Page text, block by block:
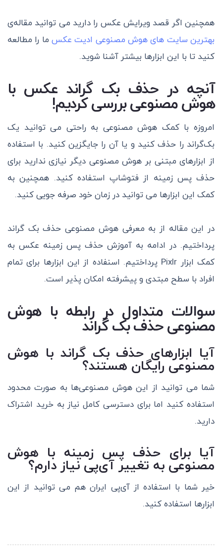
همچنین اگر قصد ویرایش عکس را دارید می توانید مقاله‌ی
بهترین سایت های هوش مصنوعی ادیت عکس ما را مطالعه
کنید تا با این ابزار‌ها بیشتر آشنا شوید.
آنچه در حذف بک گراند عکس با
هوش مصنوعی بررسی کردیم!
امروزه با کمک هوش مصنوعی به راحتی می توانید یک
بک‌گراند را حذف کنید و یا آن را جایگزین کنید. با استفاده
از ابزار‌های مبتنی بر هوش مصنوعی دیگر نیازی ندارید برای
حذف پس زمینه از فتوشاپ استفاده کنید. همچنین به
کمک این ابزارها می توانید در زمان خود صرفه جویی کنید.
در این مقاله از به معرفی هوش مصنوعی حذف بک گراند
پرداختیم. در ادامه به آموزش حذف پس زمینه عکس به
کمک ابزار Pixlr پرداختیم. اسنفاده از این ابزارها برای تمام
افراد با سطح مبتدی و پیشرفته امکان پذیر است.
سوالات متداول در رابطه با هوش
مصنوعی حذف بک گراند
آیا ابزارهای حذف بک گراند با هوش
مصنوعی رایگان هستند؟
شما می توانید از این هوش مصنوعی‌ها به صورت محدود
استفاده کنید اما برای دسترسی کامل نیاز به خرید اشتراک
دارید.
آیا برای حذف پس زمینه با هوش
مصنوعی به تغییر آی‌پی نیاز دارم؟
خیر شما با استفاده از آی‌پی ایران هم می توانید از این
ابزار‌ها استفاده کنید.